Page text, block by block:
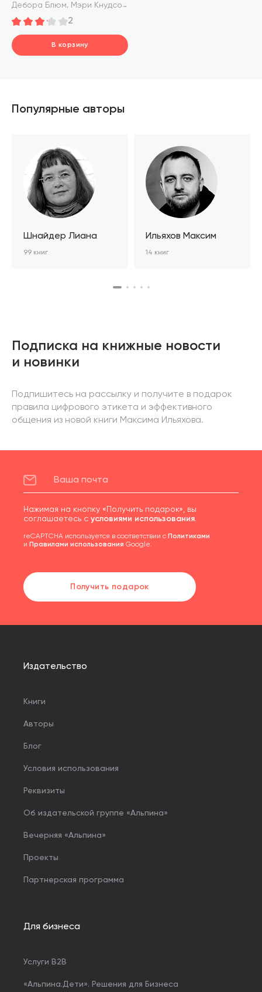
Дебора Блюм, Мэри Кнудсон
2
В корзину
Популярные авторы
Шнайдер Лиана
99 книг
Ильяхов Максим
14 книг
Подписка на книжные новости
и новинки
Подпишитесь на рассылку и получите в подарок
правила цифрового этикета и эффективного
общения из новой книги Максима Ильяхова.
Нажимая на кнопку «Получить подарок», вы
соглашаетесь с условиями использования.
reCAPTCHA используется в соответствии с Политиками
и Правилами использования Google.
Получить подарок
Издательство
Книги
Авторы
Блог
Условия использования
Реквизиты
Об издательской группе «Альпина»
Вечерняя «Альпина»
Проекты
Партнерская программа
Для бизнеса
Услуги B2B
«Альпина.Дети». Решения для Бизнеса